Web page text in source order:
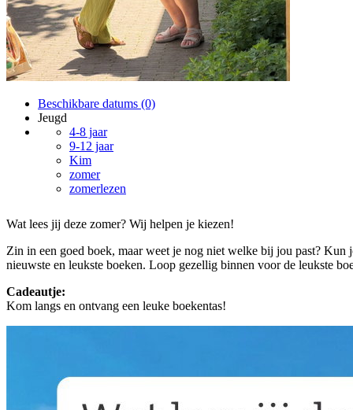
Beschikbare datums (0)
Jeugd
4-8 jaar
9-12 jaar
Kim
zomer
zomerlezen
Wat lees jij deze zomer? Wij helpen je kiezen!
Zin in een goed boek, maar weet je nog niet welke bij jou past?
nieuwste en leukste boeken. Loop gezellig binnen voor de leukste
Cadeautje:
Kom langs en ontvang een leuke boekentas!